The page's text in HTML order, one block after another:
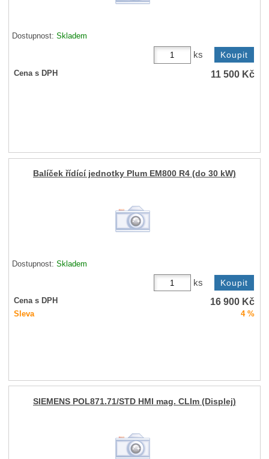
Dostupnost:Skladem
ks
Cena s DPH 11 500 Kč
Balíček řídící jednotky Plum EM800 R4 (do 30 kW)
Dostupnost:Skladem
ks
Cena s DPH 16 900 Kč
Sleva 4 %
SIEMENS POL871.71/STD HMI mag. CLIm (Displej)